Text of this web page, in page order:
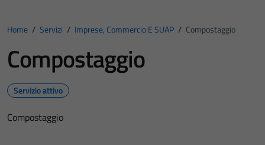
Home / Servizi / Imprese, Commercio E SUAP / Compostaggio
Compostaggio
Servizio attivo
Compostaggio